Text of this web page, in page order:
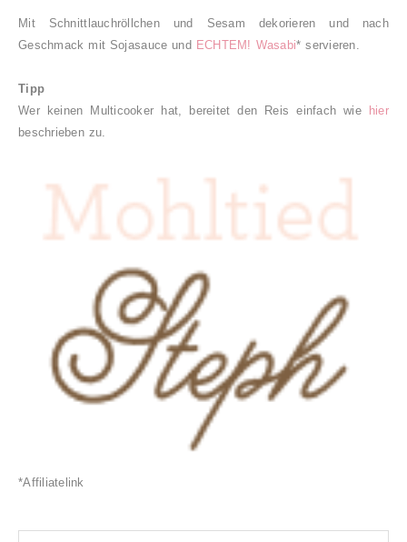
Mit Schnittlauchröllchen und Sesam dekorieren und nach
Geschmack mit Sojasauce und ECHTEM! Wasabi* servieren.
Tipp
Wer keinen Multicooker hat, bereitet den Reis einfach wie
hier
beschrieben zu.
*Affiliatelink